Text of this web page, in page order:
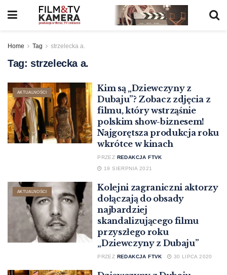
Home Tag strzelecka a.
Tag: strzelecka a.
AKTUALNOŚCI
Kim są „Dziewczyny z
Dubaju”? Zobacz zdjęcia z
filmu, który wstrząśnie
polskim show-biznesem!
Najgorętsza produkcja roku
wkrótce w kinach
PRZEZ REDAKCJA FTVK
19 SIERPNIA 2021
AKTUALNOŚCI
Kolejni zagraniczni aktorzy
dołączają do obsady
najbardziej
skandalizującego filmu
przyszłego roku
„Dziewczyny z Dubaju”
PRZEZ REDAKCJA FTVK 30 LIPCA 2020